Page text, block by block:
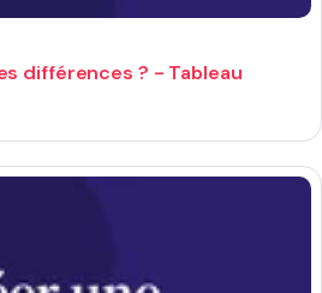
différences ? - Tableau